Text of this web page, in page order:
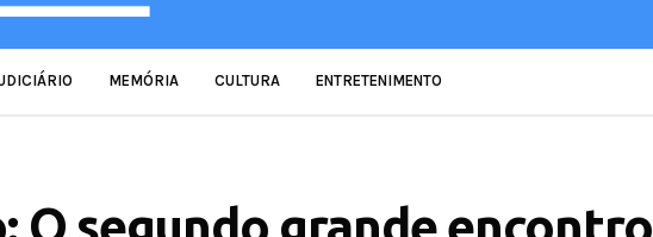
MEMÓRIA CULTURA ENTRETENIMENTO
O segundo grande encontro